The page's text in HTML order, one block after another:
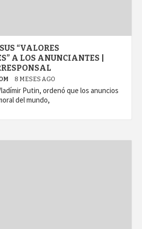
“VALORES
A LOS ANUNCIANTES |
8 MESES AGO
Putin, ordenó que los anuncios
del mundo,